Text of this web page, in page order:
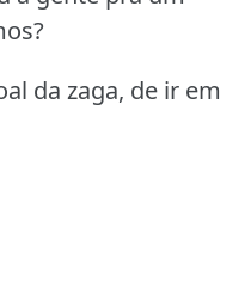
da zaga, de ir em